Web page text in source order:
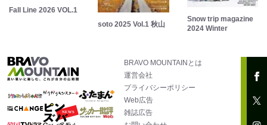
Fall Line 2026 VOL.1
soto 2025 Vol.1 秋山
Snow trip magazine
2024 Winter
BRAVO MOUNTAINとは
運営会社
プライバシーポリシー
Web広告
雑誌広告